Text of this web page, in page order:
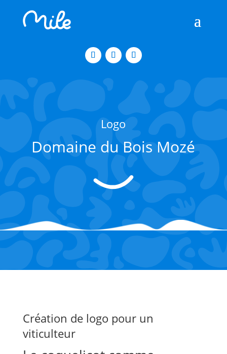
Logo
Domaine du Bois Mozé
Création de logo pour un
viticulteur